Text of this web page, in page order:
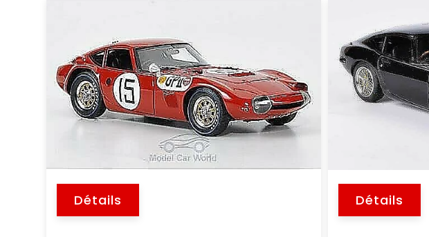
Détails Détails